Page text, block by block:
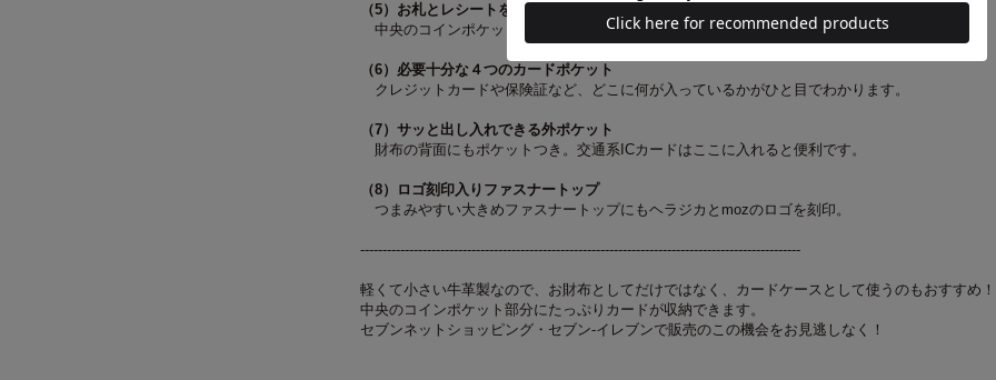
（5）お札とレシートを分けて収納できる
中央のコインポケットが仕切りの役割も果たしているので、お札とレシートを別々に収納OK。
（6）必要十分な４つのカードポケット
クレジットカードや保険証など、どこに何が入っているかがひと目でわかります。
（7）サッと出し入れできる外ポケット
財布の背面にもポケットつき。交通系ICカードはここに入れると便利です。
（8）ロゴ刻印入りファスナートップ
つまみやすい大きめファスナートップにもヘラジカとmozのロゴを刻印。
---------------------------------------------------------------------------------------------------
軽くて小さい牛革製なので、お財布としてだけではなく、カードケースとして使うのもおすすめ！
中央のコインポケット部分にたっぷりカードが収納できます。
セブンネットショッピング・ セブン‐イレブンで販売のこの機会をお見逃しなく！